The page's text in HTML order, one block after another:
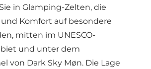
in Glamping-Zelten, die
Komfort auf besondere
mitten im UNESCO-
und unter dem
von Dark Sky Møn. Die Lage